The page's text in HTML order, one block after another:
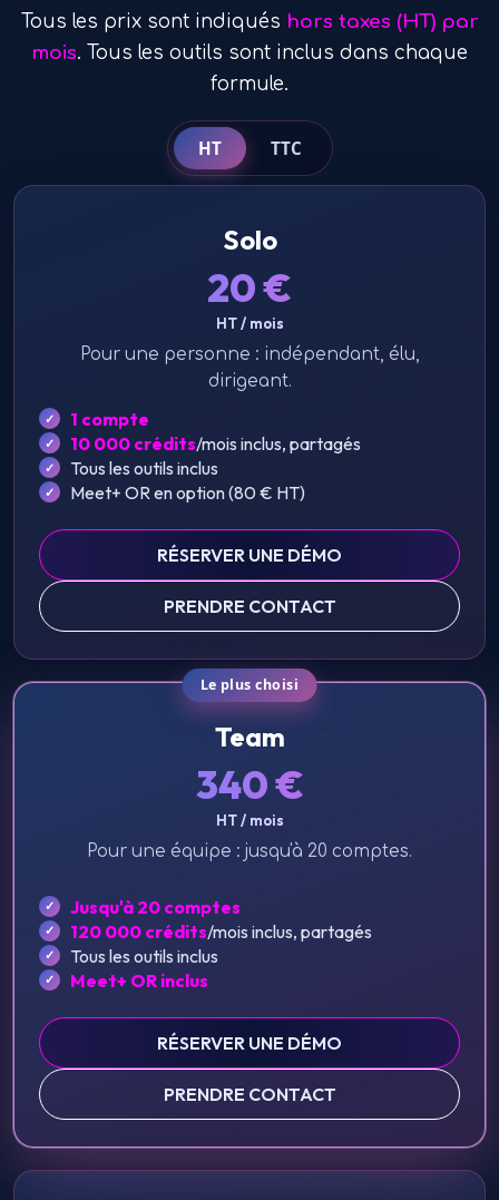
Tous les prix sont indiqués hors taxes (HT) par
mois. Tous les outils sont inclus dans chaque
formule.
HT TTC
Solo
20€
HT / mois
Pour une personne : indépendant, élu,
dirigeant.
1 compte
10 000 crédits/mois inclus, partagés
Tous les outils inclus
Meet+ OR en option (80 € HT)
RÉSERVER UNE DÉMO
PRENDRE CONTACT
Le plus choisi
Team
340€
HT / mois
Pour une équipe : jusqu'à 20 comptes.
Jusqu'à 20 comptes
120 000 crédits/mois inclus, partagés
Tous les outils inclus
Meet+ OR inclus
RÉSERVER UNE DÉMO
PRENDRE CONTACT